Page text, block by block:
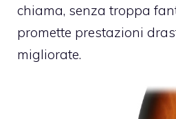
chiama, senza troppa
promette prestazioni
migliorate.